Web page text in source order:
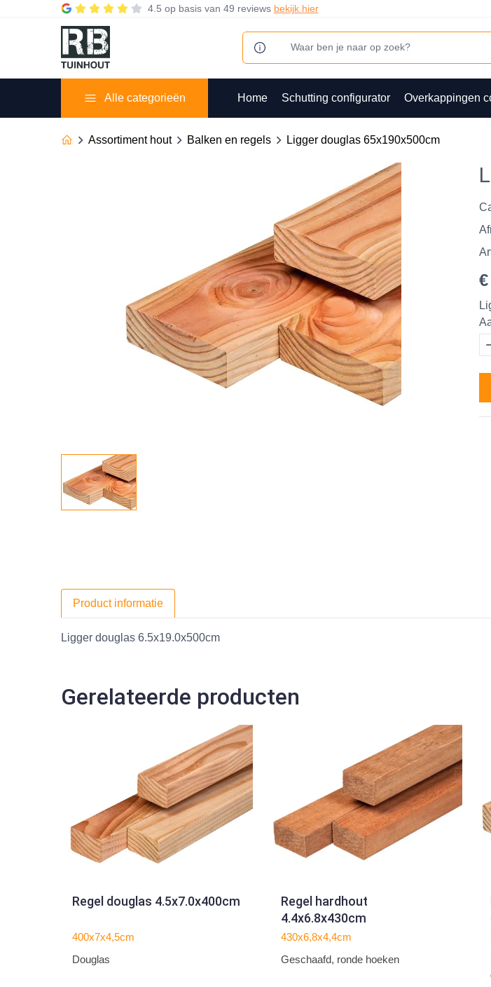
4.5 op basis van 49 reviews bekijk hier
Alle categorieën Home Schutting configurator Overkappingen
Assortiment hout Balken en regels Ligger douglas 65x190x500cm
Product informatie
Ligger douglas 6.5x19.0x500cm
Gerelateerde producten
Regel douglas 4.5x7.0x400cm
400x7x4,5cm
Douglas
Regel hardhout
4.4x6.8x430cm
430x6,8x4,4cm
Geschaafd, ronde hoeken